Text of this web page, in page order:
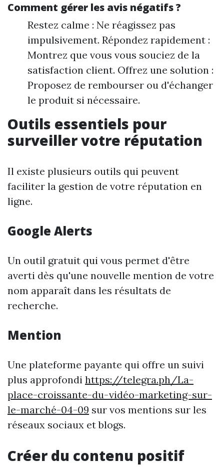
Comment gérer les avis négatifs ?
Restez calme : Ne réagissez pas
impulsivement. Répondez rapidement :
Montrez que vous vous souciez de la
satisfaction client. Offrez une solution :
Proposez de rembourser ou d'échanger
le produit si nécessaire.
Outils essentiels pour
surveiller votre réputation
Il existe plusieurs outils qui peuvent
faciliter la gestion de votre réputation en
ligne.
Google Alerts
Un outil gratuit qui vous permet d'être
averti dès qu'une nouvelle mention de votre
nom apparaît dans les résultats de
recherche.
Mention
Une plateforme payante qui offre un suivi
plus approfondi https://telegra.ph/La-
place-croissante-du-vidéo-marketing-sur-
le-marché-04-09 sur vos mentions sur les
réseaux sociaux et blogs.
Créer du contenu positif